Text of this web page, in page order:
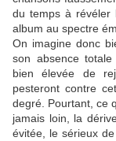
du temps à révéler
album au spectre
On imagine donc
son absence
bien élevée de
pesteront contre
degré. Pourtant, ce
jamais loin, la
évitée, le sérieux